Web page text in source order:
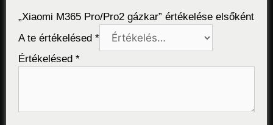
„Xiaomi M365 Pro/Pro2 gázkar” értékelése elsőként
A te értékelésed *
Értékelésed *